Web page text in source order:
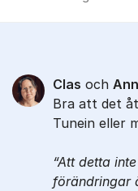
Clas och
Bra att det
Tunein eller
Att detta
förändringar